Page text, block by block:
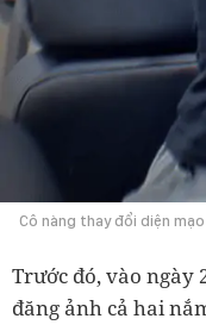
Cô nàng thay đổi diện mạo
Trước đó, vào ngày
đăng ảnh cả hai